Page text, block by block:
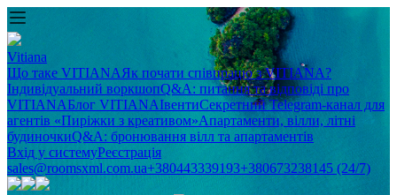
Vitiana
Що таке VITIANAЯк почати співпрацю з VITIANA?
Індивідуальний воркшопQ&A: питання та відповіді про
VITIANAБлог VITIANAІвентиСекретний Telegram-канал для
агентів «Пиріжки з креативом»Апартаменти, вілли, літні
будиночкиQ&A: бронювання вілл та апартаментів
Вхід у системуРеєстрація
sales@roomsxml.com.ua+380443339193+380673238145 (24/7)